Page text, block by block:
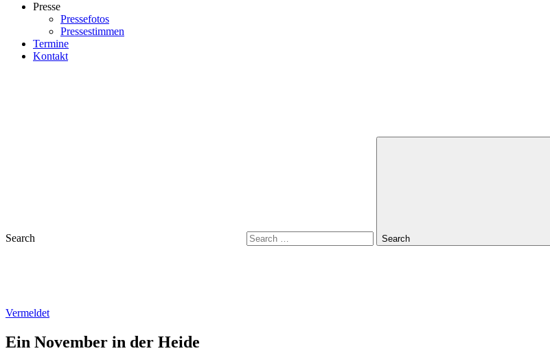
Presse
Pressefotos
Pressestimmen
Termine
Kontakt
Search Search
Vermeldet
Ein November in der Heide